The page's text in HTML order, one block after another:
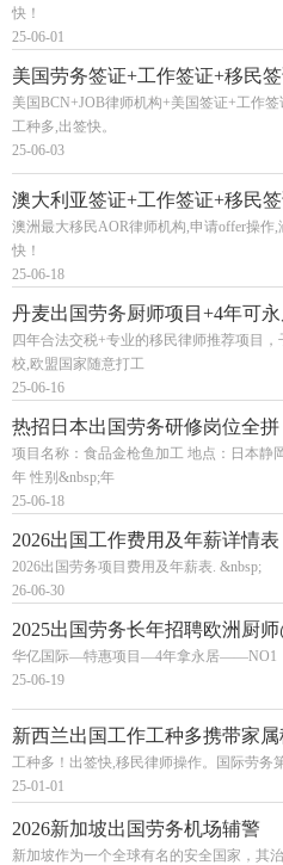
快！
25-06-01
美国劳务签证+工作签证+移民
美国BCN+JOB律师机构+美国签证+工作
工种多,出签快。
25-06-03
澳大利亚签证+工作签证+移民
澳洲最大移民AOR律师机构,申请offer操作
快！
25-06-18
丹麦出国劳务厨师项目+4年可
四年合法交税+专业的移民律师推荐项目
校,欧盟国家随意打工
25-06-16
热招日本出国劳务研修岗位全拼
项目名称：食品金枪鱼加工 地点：日本静
年 性别&nbsp;年
25-06-18
2026出国工作费用及年薪详情表
2026出国劳务项目费用及年薪表. &nbsp;
26-06-30
2025出国劳务长年招聘欧洲厨师
华亿国际—特惠项目—4年拿永居——NO1
25-06-19
新西兰出国工作工种多携带家属
工种多！出签快,移民律师操作。国际劳务
25-01-01
2026新加坡出国劳务机场辅警
新加坡作为一个全球有名的安全国家，其